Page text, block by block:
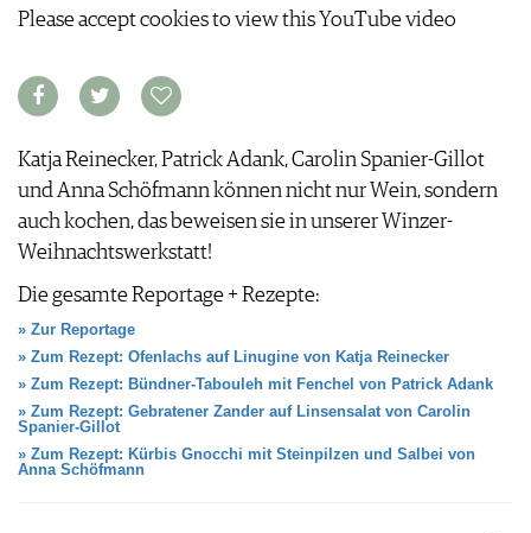
UNIQUE WINERIES
INFOGRAFIKEN
NEWS
EVENT-BILDER
FOOD PAIRING TABELLE
REZEPTE
HOTSPOTS
WEINREISEN
MAGAZIN
DOSSIER
WINEGUIDES
AUSGABE
ARCHIV
VORTEILSWELT
MEDIATHEK
APPS
BILDSTRECKEN
BÜCHER
NEWS
PORTRAITS
VINOPHILES
ARCHIV
AWARDS
GEWINNSPIELE
VORTEILSWELT
Please accept cookies to view this YouTube video
Katja Reinecker, Patrick Adank, Carolin Spanier-Gillot
und Anna Schöfmann können nicht nur Wein, sondern
auch kochen, das beweisen sie in unserer Winzer-
Weihnachtswerkstatt!
Die gesamte Reportage + Rezepte:
» Zur Reportage
» Zum Rezept: Ofenlachs auf Linugine von Katja Reinecker
» Zum Rezept: Bündner-Tabouleh mit Fenchel von Patrick Adank
» Zum Rezept: Gebratener Zander auf Linsensalat von Carolin
Spanier-Gillot
» Zum Rezept: Kürbis Gnocchi mit Steinpilzen und Salbei von
Anna Schöfmann